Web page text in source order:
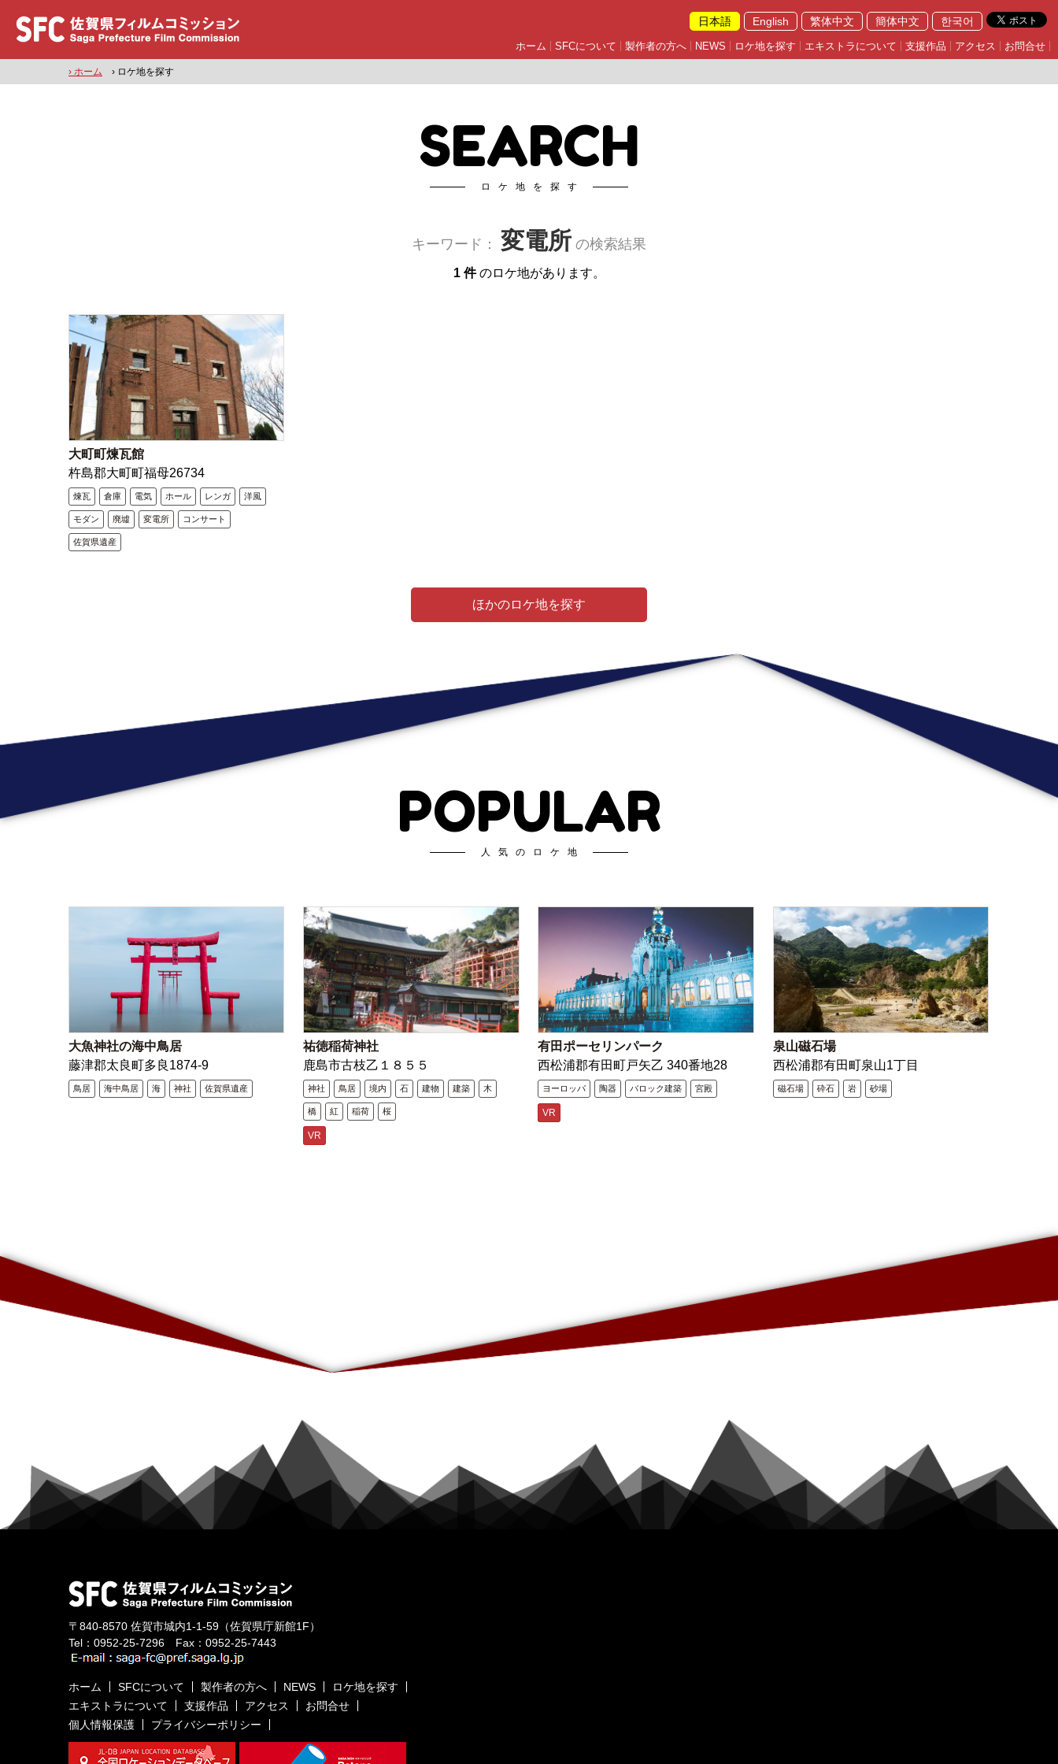
日本語 English 繁体中文 簡体中文 한국어
ホーム SFCについて 製作者の方へ NEWS ロケ地を探す エキストラについて 支援作品 アクセス お問合せ
› ホーム › ロケ地を探す
SEARCH
ロケ地を探す
キーワード： 変電所 の検索結果
1 件のロケ地があります。
大町町煉瓦館
杵島郡大町町福母26734
煉瓦 倉庫 電気 ホール レンガ 洋風
モダン 廃墟 変電所 コンサート
佐賀県遺産
ほかのロケ地を探す
POPULAR
人気のロケ地
大魚神社の海中鳥居
藤津郡太良町多良1874-9
鳥居 海中鳥居 海 神社 佐賀県遺産
祐徳稲荷神社
鹿島市古枝乙１８５５
神社 鳥居 境内 石 建物 建築 木
橋 紅 稲荷 桜
VR
有田ポーセリンパーク
西松浦郡有田町戸矢乙 340番地28
ヨーロッパ 陶器 バロック建築 宮殿
VR
泉山磁石場
西松浦郡有田町泉山1丁目
磁石場 砕石 岩 砂場
〒840-8570 佐賀市城内1-1-59 （佐賀県庁新館1F）
Tel： 0952-25-7296 Fax：0952-25-7443
ホーム SFCについて 製作者の方へ NEWS
ロケ地を探す
エキストラについて
支援作品 アクセス
お問合せ
個人情報保護
プライバシーポリシー